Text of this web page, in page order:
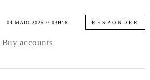
04 MAIO 2025 // 03H16 RESPONDER
Buy accounts